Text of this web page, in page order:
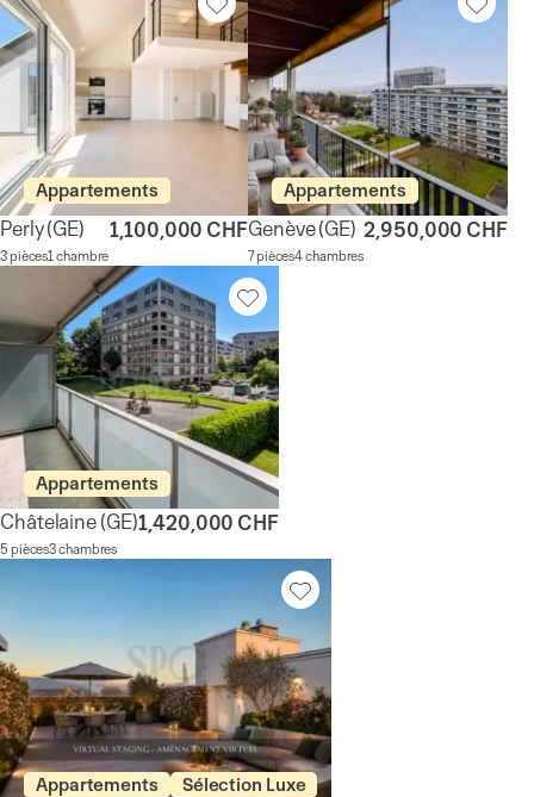
Appartements
Perly(GE)
3 pièces1 chambre
1,100,000 CHF
Appartements
Genève(GE)
7 pièces4 chambres
2,950,000 CHF
Appartements
Châtelaine(GE)
5 pièces3 chambres
1,420,000 CHF
Appartements Sélection Luxe